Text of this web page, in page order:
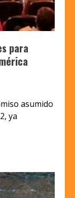
para
asumido
ya